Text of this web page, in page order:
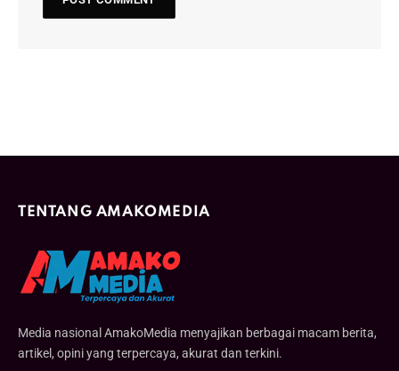
TENTANG AMAKOMEDIA
Media nasional AmakoMedia menyajikan berbagai macam berita,
artikel, opini yang terpercaya, akurat dan terkini.